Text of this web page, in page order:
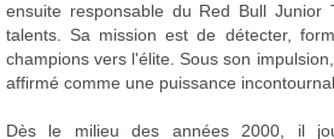
ensuite responsable du Red Bull Junior
talents. Sa mission est de détecter,
champions vers l'élite. Sous son
affirmé comme une puissance
Dès le milieu des années 2000, il